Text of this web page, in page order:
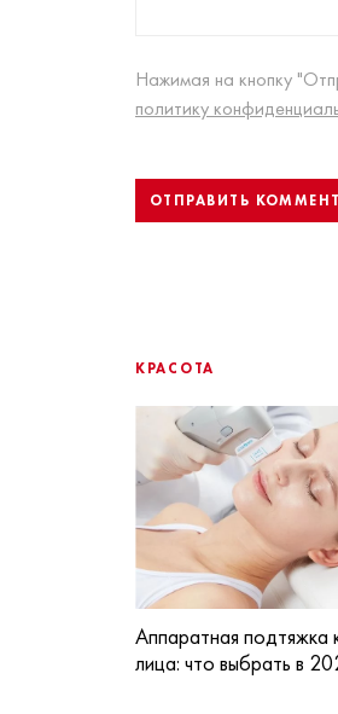
Нажимая на кнопку
политику
КРАСОТА
Аппаратная подтяжка
лица: что выбрать в